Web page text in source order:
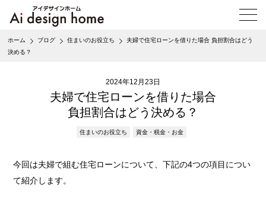
メ
ニ
ー
ホーム ブログ 住まいのお役立ち
夫婦で住宅ローンを借りた場合 負担割合はどう
決める？
2024年12月23日
夫婦で住宅ローンを借りた場合
負担割合はどう決める？
住まいのお役立ち 資金・税金・お金
今回は夫婦で組む住宅ローンについて、下記の4つの項目につい
て紹介します。